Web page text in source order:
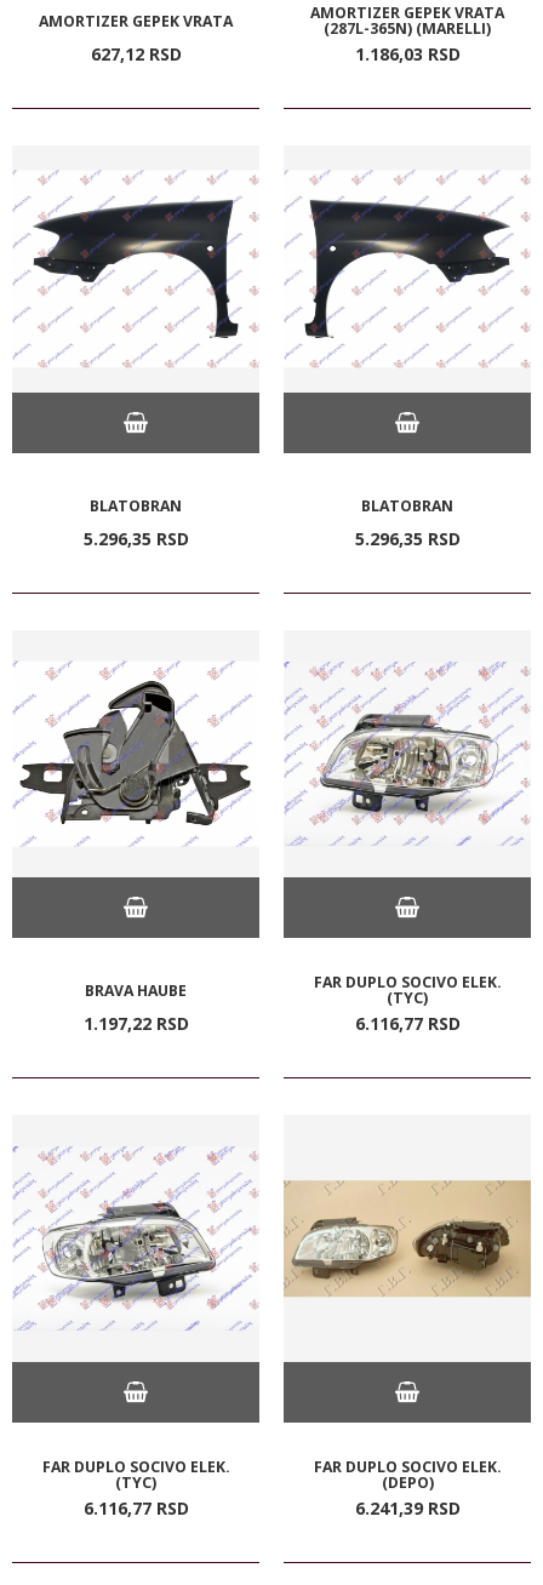
AMORTIZER GEPEK VRATA
627,12 RSD
AMORTIZER GEPEK VRATA
(287L-365N) (MARELLI)
1.186,03 RSD
BLATOBRAN
5.296,35 RSD
BLATOBRAN
5.296,35 RSD
BRAVA HAUBE
1.197,22 RSD
FAR DUPLO SOCIVO ELEK.
(TYC)
6.116,77 RSD
FAR DUPLO SOCIVO ELEK.
(TYC)
6.116,77 RSD
FAR DUPLO SOCIVO ELEK.
(DEPO)
6.241,39 RSD